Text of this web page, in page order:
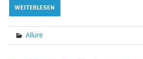
WEITERLESEN
Allure